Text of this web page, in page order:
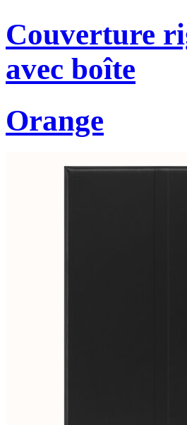
Couverture
avec boîte
Orange